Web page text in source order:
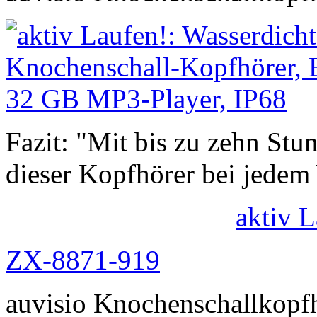
Fazit: "Mit bis zu zehn
dieser Kopfhörer bei
aktiv
ZX-8871-919
auvisio